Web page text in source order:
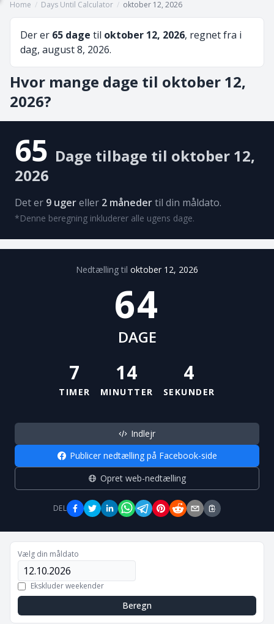
Home / Days Until Calculator / oktober 12, 2026
Der er 65 dage til oktober 12, 2026, regnet fra i
dag, august 8, 2026.
Hvor mange dage til oktober 12,
2026?
65 Dage tilbage til oktober 12,
2026
Det er 9 ugereller 2 månedertil din måldato.
*Denne beregning inkluderer alle ugens dage.
Nedtælling til oktober 12, 2026
64
DAGE
7
TIMER
14
MINUTTER
4
SEKUNDER
Indlejr
Publicer nedtælling på Facebook-side
Opret web-nedtælling
DEL
Vælg din måldato
Ekskluder weekender
Beregn